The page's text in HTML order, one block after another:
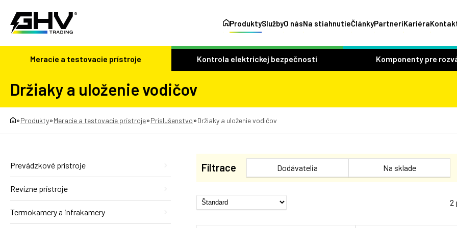
ProduktySlužbyO násNa stiahnutieČlánkyPartneriKariéra
Meracie a testovacie prístroje Kontrola elektrickej bezpečnosti Komponenty pre
Držiaky a uloženie vodičov
»Produkty»Meracie a testovacie prístroje»Príslušenstvo»Držiaky a uloženie vodičov
Prevádzkové prístroje
Revízne prístroje
Termokamery a infrakamery
Filtrace Dodávatelia Na sklade
2